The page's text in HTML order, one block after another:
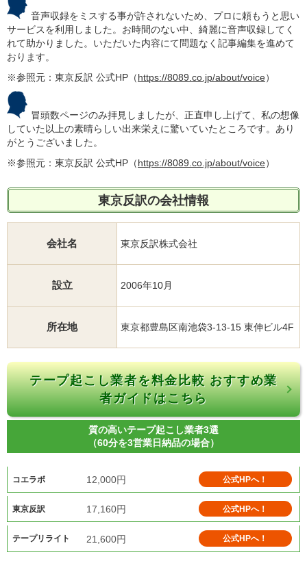
音声収録をミスする事が許されないため、プロに頼もうと思い
サービスを利用しました。お時間のない中、綺麗に音声収録してく
れて助かりました。いただいた内容にて問題なく記事編集を進めて
おります。
※参照元：東京反訳 公式HP（https://8089.co.jp/about/voice）
冒頭数ページのみ拝見しましたが、正直申し上げて、私の想像
していた以上の素晴らしい出来栄えに驚いていたところです。あり
がとうございました。
※参照元：東京反訳 公式HP（https://8089.co.jp/about/voice）
東京反訳の会社情報
会社名 東京反訳株式会社
設立 2006年10月
所在地 東京都豊島区南池袋3-13-15 東伸ビル4F
テープ起こし業者を料金比較 おすすめ業
者ガイドはこちら
質の高いテープ起こし業者3選
（60分を3営業日納品の場合）
コエラボ 12,000円 公式HPへ！
東京反訳 17,160円 公式HPへ！
テープリライト 21,600円 公式HPへ！